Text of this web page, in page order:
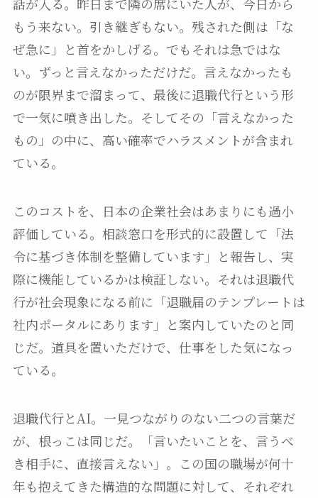
もう来ない。引き継ぎもない。残された側は「な
ぜ急に」と首をかしげる。でもそれは急ではな
い。ずっと言えなかっただけだ。言えなかったも
のが限界まで溜まって、最後に退職代行という形
で一気に噴き出した。そしてその「言えなかった
もの」の中に、高い確率でハラスメントが含まれ
ている。
このコストを、日本の企業社会はあまりにも過小
評価している。相談窓口を形式的に設置して「法
令に基づき体制を整備しています」と報告し、実
際に機能しているかは検証しない。それは退職代
行が社会現象になる前に「退職届のテンプレートは
社内ポータルにあります」と案内していたのと同
じだ。道具を置いただけで、仕事をした気になっ
ている。
退職代行とAI。一見つながりのない二つの言葉だ
が、根っこは同じだ。「言いたいことを、言うべ
き相手に、直接言えない」。この国の職場が何十
年も抱えてきた構造的な問題に対して、それぞれ